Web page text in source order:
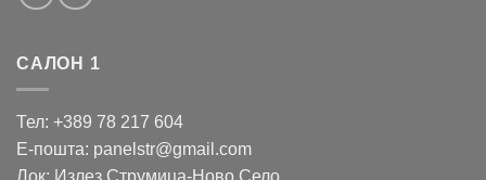
САЛОН 1
Тел: +389 78 217 604
Е-пошта: panelstr@gmail.com